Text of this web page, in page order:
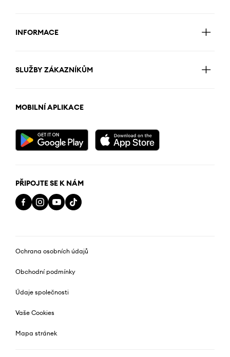
INFORMACE
SLUŽBY ZÁKAZNÍKŮM
MOBILNÍ APLIKACE
PŘIPOJTE SE K NÁM
Ochrana osobních údajů
Obchodní podmínky
Údaje společnosti
Vaše Cookies
Mapa stránek